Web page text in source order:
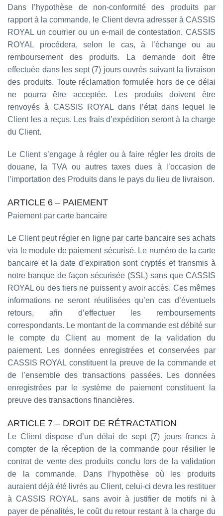
Dans l’hypothèse de non-conformité des produits par
rapport à la commande, le Client devra adresser à CASSIS
ROYAL un courrier ou un e-mail de contestation. CASSIS
ROYAL procédera, selon le cas, à l’échange ou au
remboursement des produits. La demande doit être
effectuée dans les sept (7) jours ouvrés suivant la livraison
des produits. Toute réclamation formulée hors de ce délai
ne pourra être acceptée. Les produits doivent être
renvoyés à CASSIS ROYAL dans l’état dans lequel le
Client les a reçus. Les frais d’expédition seront à la charge
du Client.
Le Client s’engage à régler ou à faire régler les droits de
douane, la TVA ou autres taxes dues à l’occasion de
l’importation des Produits dans le pays du lieu de livraison.
ARTICLE 6 – PAIEMENT
Paiement par carte bancaire
Le Client peut régler en ligne par carte bancaire ses achats
via le module de paiement sécurisé. Le numéro de la carte
bancaire et la date d’expiration sont cryptés et transmis à
notre banque de façon sécurisée (SSL) sans que CASSIS
ROYAL ou des tiers ne puissent y avoir accès. Ces mêmes
informations ne seront réutilisées qu’en cas d’éventuels
retours, afin d’effectuer les remboursements
correspondants. Le montant de la commande est débité sur
le compte du Client au moment de la validation du
paiement. Les données enregistrées et conservées par
CASSIS ROYAL constituent la preuve de la commande et
de l’ensemble des transactions passées. Les données
enregistrées par le système de paiement constituent la
preuve des transactions financières.
ARTICLE 7 – DROIT DE RÉTRACTATION
Le Client dispose d’un délai de sept (7) jours francs à
compter de la réception de la commande pour résilier le
contrat de vente des produits conclu lors de la validation
de la commande. Dans l’hypothèse où les produits
auraient déjà été livrés au Client, celui-ci devra les restituer
à CASSIS ROYAL, sans avoir à justifier de motifs ni à
payer de pénalités, le coût du retour restant à la charge du